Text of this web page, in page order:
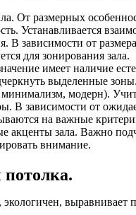
. От размерных
. Устанавливается
. В зависимости от размера
для зонирования зала.
имеет наличие
выделенные зоны.
минимализм, модерн).
. В зависимости от
на важные
акценты зала. Важно
внимание.
потолка.
, экологичен, выравнивает